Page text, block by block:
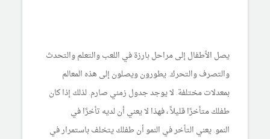
يصل الأطفال إلى مراحل بارزة في اللعب والتعلم والتحدث
والتصرف والتحرك. يطورون ويصلون إلى هذه المعالم
بمعدلات مختلفة. لا يوجد جدول زمني صارم. لذلك إذا كان
طفلك متأخرًا قليلاً ، فهذا لا يعني أن لديه تأخرًا في
النمو. يعني التأخر في النمو أن طفلك يتخلف باستمرار في